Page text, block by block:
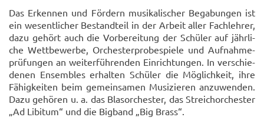
Das Er­ken­nen und För­dern mu­si­ka­li­scher Be­ga­bun­gen ist
ein we­sent­li­cher Be­stand­teil in der Ar­beit aller Fach­leh­rer,
dazu ge­hört auch die Vor­be­rei­tung der Schü­ler auf jähr­li­
che Wett­be­wer­be, Or­ches­ter­pro­be­spie­le und Auf­nah­me­
prü­fun­gen an wei­ter­füh­ren­den Ein­rich­tun­gen. In ver­schie­
de­nen En­sem­bles er­hal­ten Schü­ler die Mög­lich­keit, ihre
Fä­hig­kei­ten beim ge­mein­sa­men Mu­si­zie­ren an­zu­wen­den.
Dazu ge­hö­ren u. a. das Blas­or­ches­ter, das Streich­or­ches­ter
„Ad Li­bi­tum“ und die Big­band „Big Brass“.